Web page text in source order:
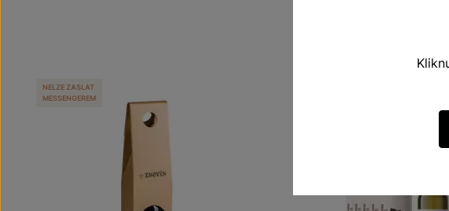
NELZE ZASLAT
MESSENGEREM